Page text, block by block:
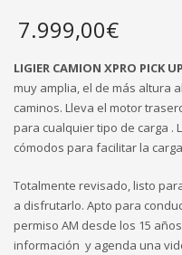
7.999,00€
LIGIER CAMION XPRO PICK UP
muy amplia, el de más altura
caminos. Lleva el motor
para cualquier tipo de carga .
cómodos para facilitar la
Totalmente revisado, listo
a disfrutarlo. Apto para
permiso AM desde los 15
información y agenda una